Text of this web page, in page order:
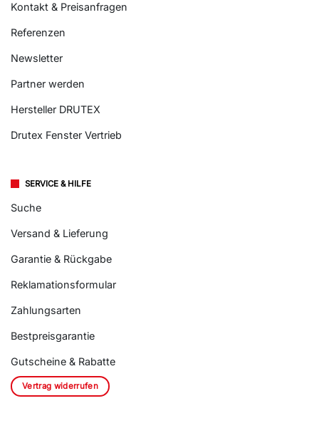
Kontakt & Preisanfragen
Referenzen
Newsletter
Partner werden
Hersteller DRUTEX
Drutex Fenster Vertrieb
SERVICE & HILFE
Suche
Versand & Lieferung
Garantie & Rückgabe
Reklamationsformular
Zahlungsarten
Bestpreisgarantie
Gutscheine & Rabatte
Vertrag widerrufen